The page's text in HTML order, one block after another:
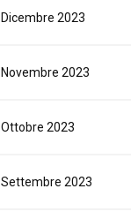
Dicembre 2023
Novembre 2023
Ottobre 2023
Settembre 2023